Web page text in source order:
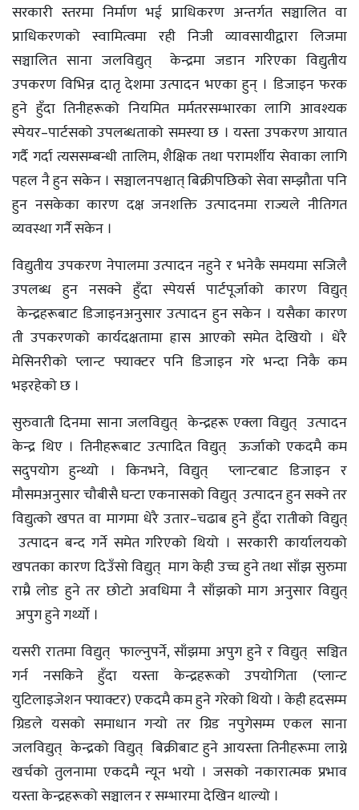
सरकारी स्तरमा निर्माण भई प्राधिकरण अन्तर्गत सञ्चालित वा
प्राधिकरणको स्वामित्वमा रही निजी व्यावसायीद्वारा लिजमा
सञ्चालित साना जलविद्युत् केन्द्रमा जडान गरिएका विद्युतीय
उपकरण विभिन्न दातृ देशमा उत्पादन भएका हुन् । डिजाइन फरक
हुने हुँदा तिनीहरूको नियमित मर्मतरसम्भारका लागि आवश्यक
स्पेयर–पार्टसको उपलब्धताको समस्या छ । यस्ता उपकरण आयात
गर्दै गर्दा त्यससम्बन्धी तालिम, शैक्षिक तथा परामर्शीय सेवाका लागि
पहल नै हुन सकेन । सञ्चालनपश्चात् बिक्रीपछिको सेवा सम्झौता पनि
हुन नसकेका कारण दक्ष जनशक्ति उत्पादनमा राज्यले नीतिगत
व्यवस्था गर्नै सकेन ।
विद्युतीय उपकरण नेपालमा उत्पादन नहुने र भनेकै समयमा सजिलै
उपलब्ध हुन नसक्ने हुँदा स्पेयर्स पार्टपूर्जाको कारण विद्युत्
केन्द्रहरूबाट डिजाइनअनुसार उत्पादन हुन सकेन । यसैका कारण
ती उपकरणको कार्यदक्षतामा ह्रास आएको समेत देखियो । धेरै
मेसिनरीको प्लान्ट फ्याक्टर पनि डिजाइन गरे भन्दा निकै कम
भइरहेको छ ।
सुरुवाती दिनमा साना जलविद्युत् केन्द्रहरू एक्ला विद्युत् उत्पादन
केन्द्र थिए । तिनीहरूबाट उत्पादित विद्युत् ऊर्जाको एकदमै कम
सदुपयोग हुन्थ्यो । किनभने, विद्युत् प्लान्टबाट डिजाइन र
मौसमअनुसार चौबीसै घन्टा एकनासको विद्युत् उत्पादन हुन सक्ने तर
विद्युत्को खपत वा मागमा धेरै उतार–चढाब हुने हुँदा रातीको विद्युत्
उत्पादन बन्द गर्ने समेत गरिएको थियो । सरकारी कार्यालयको
खपतका कारण दिउँसो विद्युत् माग केही उच्च हुने तथा साँझ सुरुमा
राम्रै लोड हुने तर छोटो अवधिमा नै साँझको माग अनुसार विद्युत्
अपुग हुने गर्थ्याे ।
यसरी रातमा विद्युत् फाल्नुपर्ने, साँझमा अपुग हुने र विद्युत् सञ्चित
गर्न नसकिने हुँदा यस्ता केन्द्रहरूको उपयोगिता (प्लान्ट
युटिलाइजेशन फ्याक्टर) एकदमै कम हुने गरेको थियो । केही हदसम्म
ग्रिडले यसको समाधान गर्‍यो तर ग्रिड नपुगेसम्म एकल साना
जलविद्युत् केन्द्रको विद्युत् बिक्रीबाट हुने आयस्ता तिनीहरूमा लाग्ने
खर्चको तुलनामा एकदमै न्यून भयो । जसको नकारात्मक प्रभाव
यस्ता केन्द्रहरूको सञ्चालन र सम्भारमा देखिन थाल्यो ।